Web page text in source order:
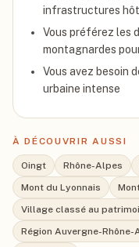
infrastructures
Vous préférez les
montagnardes
Vous avez besoin
urbaine intense
À DÉCOUVRIR AUSSI
Oingt Rhône-Alpes
Mont du Lyonnais
Village classé au
Région Auvergne-Rhône-